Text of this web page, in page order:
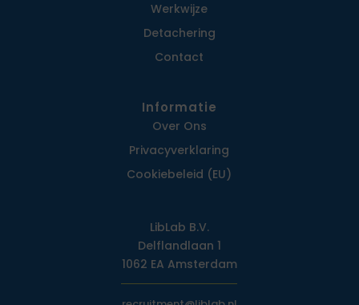
Werkwijze
Detachering
Contact
Informatie
Over Ons
Privacy­verklaring
Cookiebeleid (EU)
LibLab B.V.
Delflandlaan 1
1062 EA Amsterdam